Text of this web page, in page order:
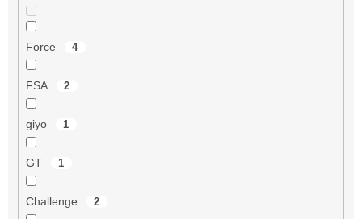
Force 4
FSA 2
giyo 1
GT 1
Challenge 2